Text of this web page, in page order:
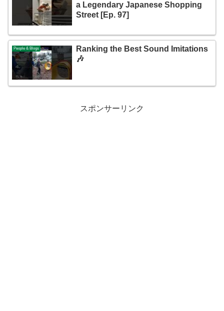
a Legendary Japanese Shopping
Street [Ep. 97]
People & Blogs
Ranking the Best Sound Imitations
🎶
スポンサーリンク